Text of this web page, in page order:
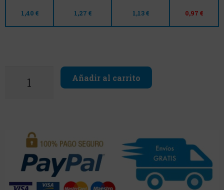
1,40 € 1,27 € 1,13 € 0,97 €
Añadir al carrito